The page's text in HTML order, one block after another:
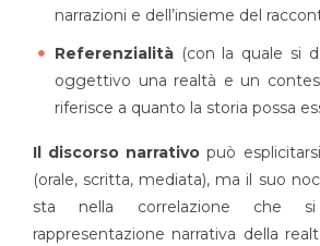
narrazioni e dell’insieme del
Referenzialità (con la quale si
oggettivo una realtà e un
riferisce a quanto la storia possa
Il discorso narrativo può
(orale, scritta, mediata), ma il suo
sta nella correlazione che
rappresentazione narrativa della